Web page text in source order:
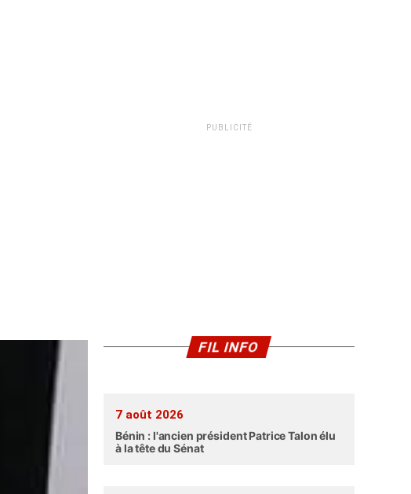
PUBLICITÉ
FIL INFO
7 août 2026
Bénin : l'ancien président Patrice Talon élu
à la tête du Sénat